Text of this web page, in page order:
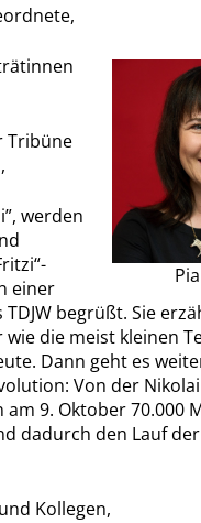
Tribüne
werden
einer
begrüßt. Sie
wie die meist kleinen
Dann geht es
Von der
9. Oktober 70.000
dadurch den Lauf
Kollegen,